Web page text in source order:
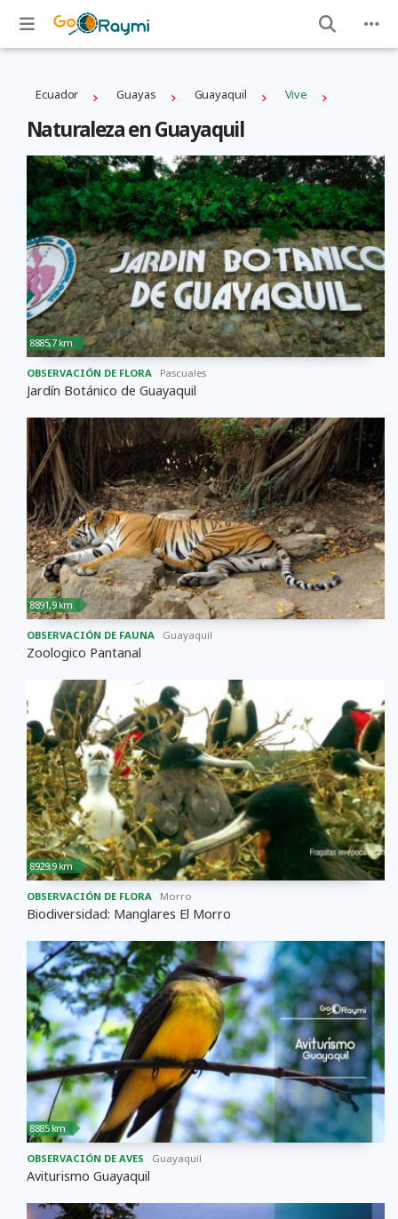
Ecuador Guayas Guayaquil Vive
Naturaleza en Guayaquil
8885,7 km
OBSERVACIÓN DE FLORA Pascuales
Jardín Botánico de Guayaquil
8891,9 km
OBSERVACIÓN DE FAUNA Guayaquil
Zoologico Pantanal
8929,9 km
OBSERVACIÓN DE FLORA Morro
Biodiversidad: Manglares El Morro
8885 km
OBSERVACIÓN DE AVES Guayaquil
Aviturismo Guayaquil